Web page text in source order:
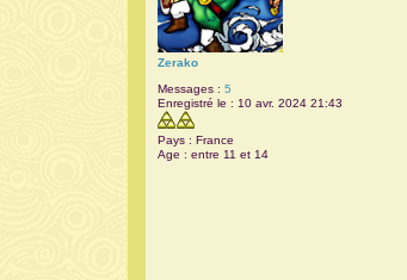
Zerako
Messages : 5
Enregistré le : 10 avr. 2024 21:43
Pays : France
Age : entre 11 et 14